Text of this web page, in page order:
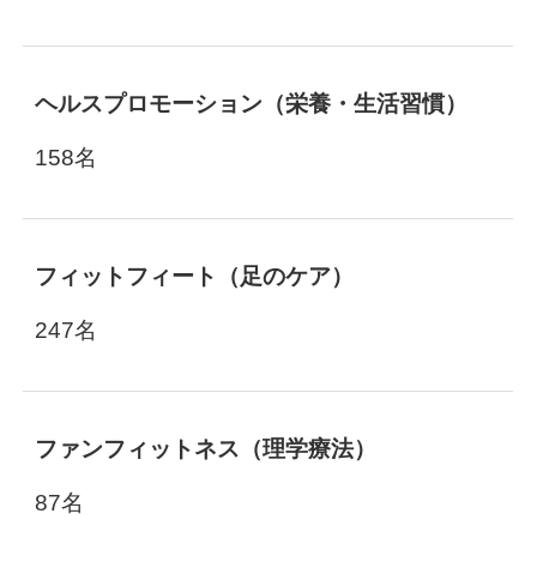
ヘルスプロモーション（栄養・生活習慣）
158名
フィットフィート（足のケア）
247名
ファンフィットネス（理学療法）
87名